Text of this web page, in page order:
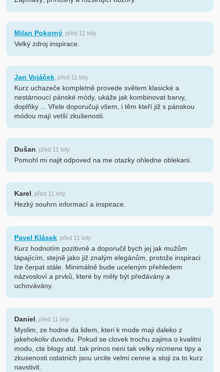
Milan Pokorný, před 11 lety
Velký zdroj inspirace.
Jan Vojáček, před 11 lety
Kurz uchazeče kompletně provede světem klasické a
nestárnoucí pánské módy, ukáže jak kombinovat barvy,
doplňky ... Vřele doporučuji všem, i těm kteří již s pánskou
módou mají vetší zkušenosti.
Dušan, před 11 lety
Pomohl mi najit odpoved na me otazky ohledne oblekani.
Karel, před 11 lety
Hezký souhrn informací a inspirace.
Pavel Klásek, před 11 lety
Kurz hodnotím pozitivně a doporučil bych jej jak mužům
tápajícím, stejně jako již znalým elegánům, protože inspiraci
lze čerpat stále. Minimálně bude uceleným přehledem
názvosloví a prvků, které by měly být předávány a
uchovávány.
Daniel, před 11 lety
Myslim, ze hodne da lidem, kteri k mode maji daleko z
jakehokoliv duvodu. Pokud se clovek trochu zajima o kvalitni
modu, cte blogy atd. tak prinos neni tak velky nicmene tipy a
zkusenosti ostatnich jsou urcite velmi cenne a stoji za to kurz
navstivit.